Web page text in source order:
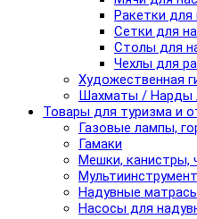
Ракетки для
Сетки для
Столы для
Чехлы для
Художественная
Шахматы /
Товары для туризма и
Газовые лампы,
Гамаки
Мешки, канистры,
Надувные
Насосы для